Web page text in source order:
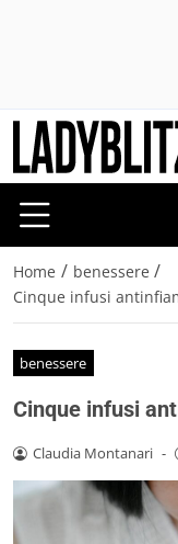
Home / benessere /
Cinque infusi
benessere
Cinque infusi
Claudia Montanari -